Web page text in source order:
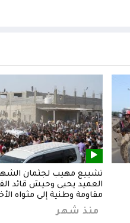
تشييع مهيب لجثمان
العميد يحيى وحيش قائد
مقاومة وطنية إلى مثواه
منذ شهر